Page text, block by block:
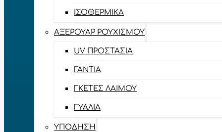
ΙΣΟΘΕΡΜΙΚΆ
ΑΞΕΡΟΥΆΡ ΡΟΥΧΙΣΜΟΎ
UV ΠΡΟΣΤΑΣΊΑ
ΓΆΝΤΙΑ
ΓΚΈΤΕΣ ΛΑΊΜΟΥ
ΓΥΑΛΙΆ
ΥΠΌΔΗΣΗ